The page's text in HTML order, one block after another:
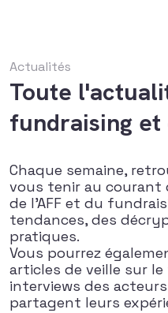
Actualités
Toute
fundraising et
Chaque semaine,
vous tenir au courant
de l’AFF et du
tendances, des
pratiques.
Vous pourrez
articles de veille sur
interviews des
partagent leurs